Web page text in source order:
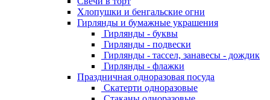
Хлопушки и бенгальские огни
Гирлянды и бумажные украшения
Гирлянды - буквы
Гирлянды - подвески
Гирлянды - тассел, занавесы - дождик
Гирлянды - флажки
Праздничная одноразовая посуда
Скатерти одноразовые